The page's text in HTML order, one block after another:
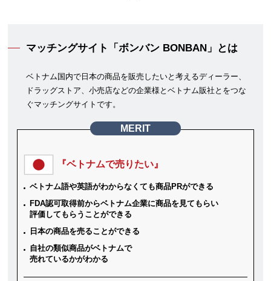
マッチングサイト「ボンバン BONBAN」とは
ベトナム国内で日本の商品を販売したいと考えるディーラー、
ドラッグストア、小売店などの企業様とベトナム販社とをつな
ぐマッチングサイトです。
MERIT
『ベトナムで売りたい』
ベトナム語や英語がわからなくても商品PRができる
FDA認可取得前からベトナム企業に商品を見てもらい
評価してもらうことができる
日本の商品を売ることができる
自社の類似商品がベトナムで
売れているかがわかる